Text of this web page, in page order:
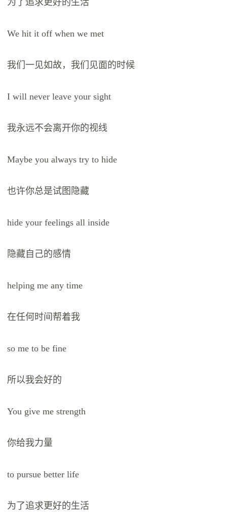
We hit it off when we met
我们一见如故，我们见面的时候
I will never leave your sight
我永远不会离开你的视线
Maybe you always try to hide
也许你总是试图隐藏
hide your feelings all inside
隐藏自己的感情
helping me any time
在任何时间帮着我
so me to be fine
所以我会好的
You give me strength
你给我力量
to pursue better life
为了追求更好的生活